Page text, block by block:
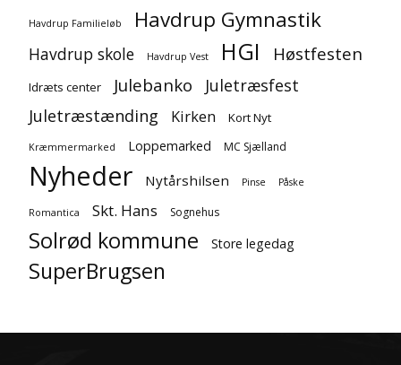
Havdrup Familieløb Havdrup Gymnastik
Havdrup skole Havdrup Vest HGI Høstfesten
Idræts center Julebanko Juletræsfest
Juletræstænding Kirken Kort Nyt
Kræmmermarked Loppemarked MC Sjælland
Nyheder Nytårshilsen Pinse Påske
Romantica Skt. Hans Sognehus
Solrød kommune Store legedag
SuperBrugsen